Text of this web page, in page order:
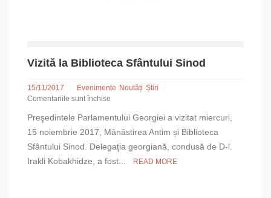
Vizită la Biblioteca Sfântului Sinod
15/11/2017 Evenimente Noutăți Știri
Comentariile sunt închise
Vizită
la
Biblioteca
Sinod
Preşedintele Parlamentului Georgiei a vizitat miercuri,
15 noiembrie 2017, Mănăstirea Antim și Biblioteca
Sfântului Sinod. Delegaţia georgiană, condusă de D-l.
Irakli Kobakhidze, a fost...
READ MORE